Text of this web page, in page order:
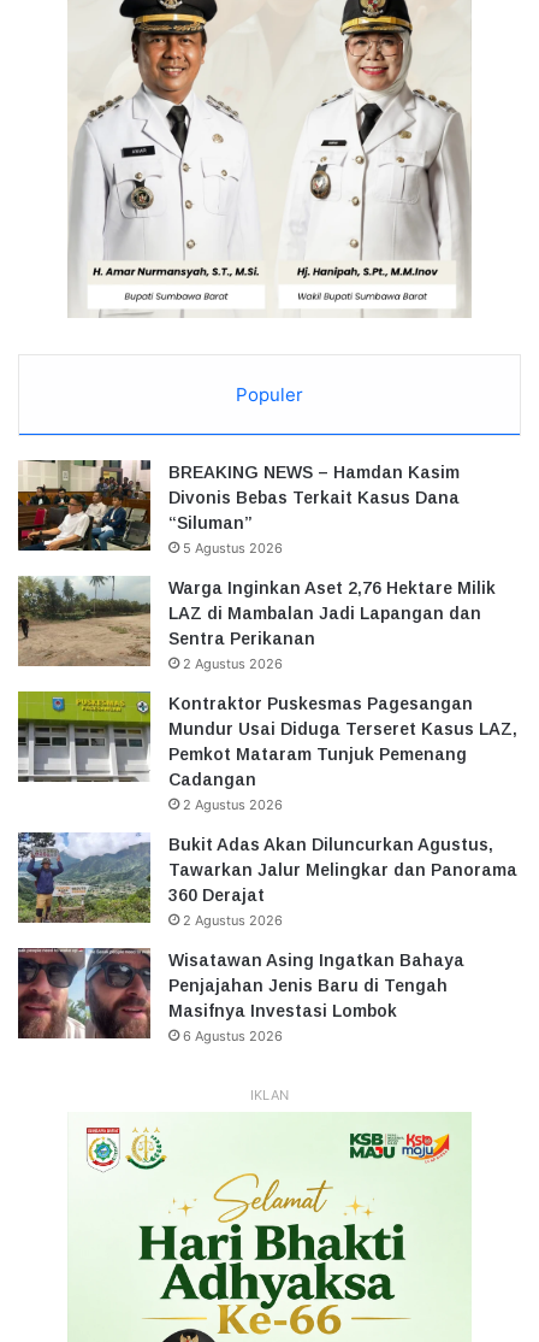
Populer
BREAKING NEWS – Hamdan Kasim
Divonis Bebas Terkait Kasus Dana
“Siluman”
5 Agustus 2026
Warga Inginkan Aset 2,76 Hektare Milik
LAZ di Mambalan Jadi Lapangan dan
Sentra Perikanan
2 Agustus 2026
Kontraktor Puskesmas Pagesangan
Mundur Usai Diduga Terseret Kasus LAZ,
Pemkot Mataram Tunjuk Pemenang
Cadangan
2 Agustus 2026
Bukit Adas Akan Diluncurkan Agustus,
Tawarkan Jalur Melingkar dan Panorama
360 Derajat
2 Agustus 2026
Wisatawan Asing Ingatkan Bahaya
Penjajahan Jenis Baru di Tengah
Masifnya Investasi Lombok
6 Agustus 2026
IKLAN